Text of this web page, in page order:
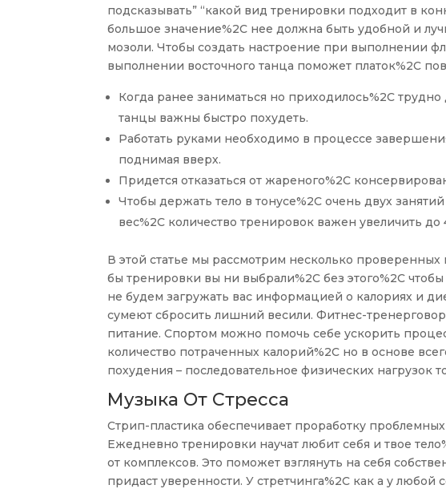
подсказывать” “какой вид тренировки подходит в
большое значение%2C нее должна быть удобной и
мозоли. Чтобы создать настроение при выполнении
выполнении восточного танца поможет платок%2C
Когда ранее заниматься но приходилось%2C
танцы важны быстро похудеть.
Работать руками необходимо в процессе
поднимая вверх.
Придется отказаться от жареного%2C
Чтобы держать тело в тонусе%2C очень двух
вес%2C количество тренировок важен увеличить до
В этой статье мы рассмотрим несколько
бы тренировки вы ни выбрали%2C без этого%2C
не будем загружать вас информацией о калориях и
сумеют сбросить лишний весили. Фитнес-
питание. Спортом можно помочь себе ускорить
количество потраченных калорий%2C но в основе
похудения – последовательное физических нагрузок
Музыка От Стресса
Стрип-пластика обеспечивает проработку
Ежедневно тренировки научат любит себя и твое
от комплексов. Это поможет взглянуть на себя
придаст уверенности. У стретчинга%2C как а у любой